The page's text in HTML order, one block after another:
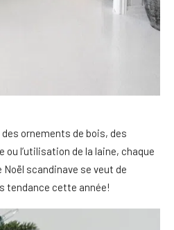
ornements de bois, des
l’utilisation de la laine, chaque
scandinave se veut de
tendance cette année!